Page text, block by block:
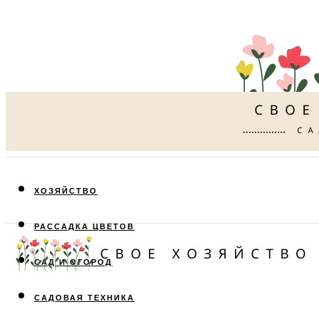
ХОЗЯЙСТВО
РАССАДКА ЦВЕТОВ
САД И ОГОРОД
САДОВАЯ ТЕХНИКА